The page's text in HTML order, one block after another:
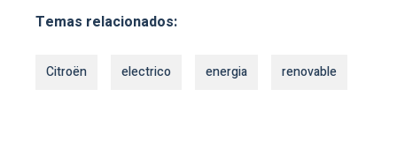
Temas relacionados:
Citroën electrico energia renovable